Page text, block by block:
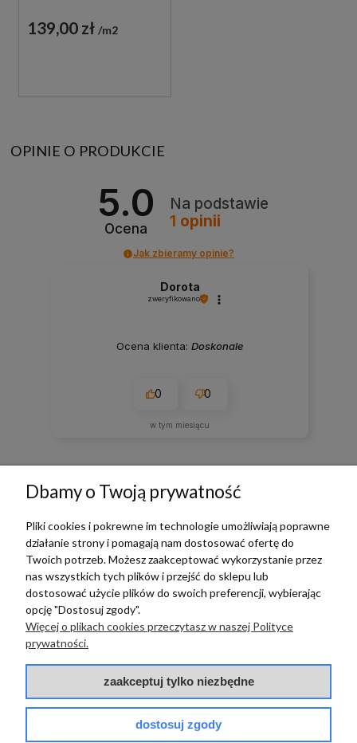
139,00 zł m2
OPINIE O PRODUKCIE
5.0
Ocena
Na podstawie
1 opinii
Jak zbieramy opinie?
Dorota
zweryfikowano
Ocena klienta: Doskonale
0 0
w tym miesiącu
TERRADECO
BAZA WIEDZY
PŁATNOŚCI I DOSTAWA
Dbamy o Twoją prywatność
Pliki cookies i pokrewne im technologie umożliwiają poprawne
działanie strony i pomagają nam dostosować ofertę do
Twoich potrzeb. Możesz zaakceptować wykorzystanie przez
nas wszystkich tych plików i przejść do sklepu lub
dostosować użycie plików do swoich preferencji, wybierając
opcję "Dostosuj zgody".
Więcej o plikach cookies przeczytasz w naszej Polityce
prywatności.
zaakceptuj tylko niezbędne
dostosuj zgody